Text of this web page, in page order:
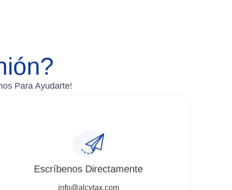
Para Ayudarte!
Escríbenos Directamente
info@alcytax.com